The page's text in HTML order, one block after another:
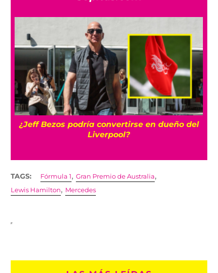
¿Jeff Bezos podría convertirse en dueño del
Liverpool?
TAGS: Fórmula 1,Gran Premio de Australia,
Lewis Hamilton, Mercedes